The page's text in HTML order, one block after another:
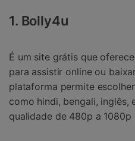
1. Bolly4u
É um site grátis que
para assistir online ou
plataforma permite
como hindi, bengali, inglês,
qualidade de 480p a